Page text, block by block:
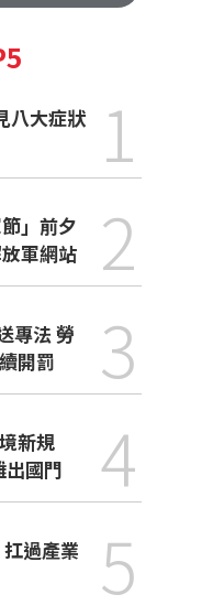
1
」前夕
軍網站
2
專法 勞
開罰
3
新規
國門
4
過產業
5